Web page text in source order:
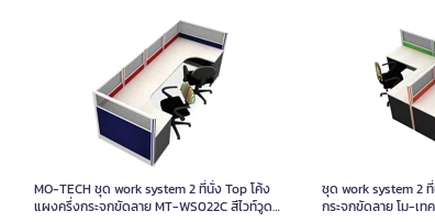
MO-TECH ชุด work system 2 ที่นั่ง Top โค้ง
แผงครึ่งกระจกขัดลาย MT-WS022C สีไวท์วูด
ชุด work system 2
กระจกขัดลาย โม-เท